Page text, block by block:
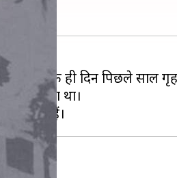
अगस्त के ही दिन पिछले साल
दिया गया था।